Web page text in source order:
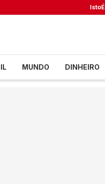
IstoÉ
MUNDO DINHEIRO